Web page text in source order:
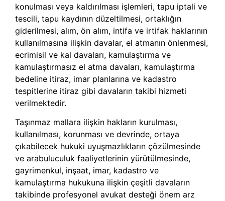
konulması veya kaldırılması işlemleri, tapu iptali ve
tescili, tapu kaydının düzeltilmesi, ortaklığın
giderilmesi, alım, ön alım, intifa ve irtifak haklarının
kullanılmasına ilişkin davalar, el atmanın önlenmesi,
ecrimisil ve kal davaları, kamulaştırma ve
kamulaştırmasız el atma davaları, kamulaştırma
bedeline itiraz, imar planlarına ve kadastro
tespitlerine itiraz gibi davaların takibi hizmeti
verilmektedir.
Taşınmaz mallara ilişkin hakların kurulması,
kullanılması, korunması ve devrinde, ortaya
çıkabilecek hukuki uyuşmazlıkların çözülmesinde
ve arabuluculuk faaliyetlerinin yürütülmesinde,
gayrimenkul, inşaat, imar, kadastro ve
kamulaştırma hukukuna ilişkin çeşitli davaların
takibinde profesyonel avukat desteği önem arz